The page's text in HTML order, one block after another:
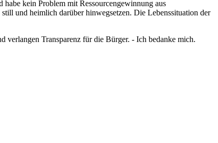
kein Problem mit Ressourcengewinnung aus
und heimlich darüber hinwegsetzen. Die Lebenssituation der
verlangen Transparenz für die Bürger. - Ich bedanke mich.